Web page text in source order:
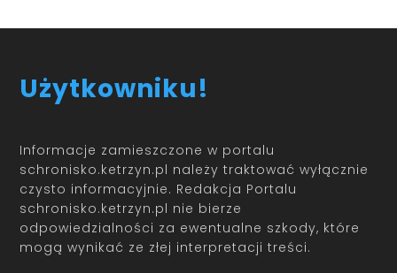
Użytkowniku!
Informacje zamieszczone w portalu
schronisko.ketrzyn.pl należy traktować wyłącznie
czysto informacyjnie. Redakcja Portalu
schronisko.ketrzyn.pl nie bierze
odpowiedzialności za ewentualne szkody, które
mogą wynikać ze złej interpretacji treści.